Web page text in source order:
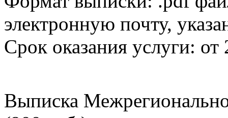
электронную почту,
Срок оказания услуги: от
Выписка